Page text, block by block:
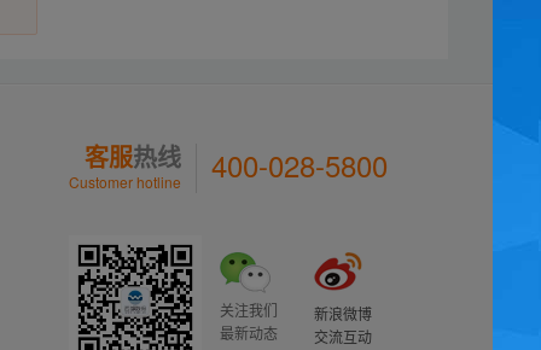
客服热线
Customer hotline 400-028-5800
关注我们
最新动态
新浪微博
交流互动